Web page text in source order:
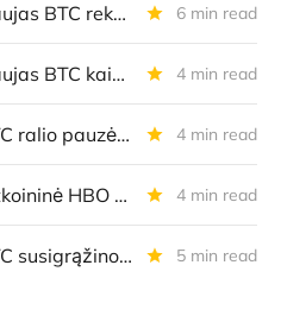
Diena kriptoje: Naujas BTC rekordas ir Q4 lūkesčiai, BTCFi, "Coldcard" naujienos ir dar daugiau 6 min read
Diena kriptoje: Naujas BTC kainos rekordas, draugiškesni politikai, kripto valymas Lietuvoje 4 min read
Diena kriptoje: BTC ralio pauzė, Bitkoinas trukdo biudžeto deficitui, "Ledger" ir "MetaMask" naujienos 4 min read
Diena kriptoje: Bitkoininė HBO rinkodara, įtartinas NFT sandoris, besikeičianti keityklų rinka 4 min read
Diena kriptoje: BTC susigrąžino USD 70 000, perspėjimas "Mac" vartotojams, SWIFT ir CBDC 5 min read